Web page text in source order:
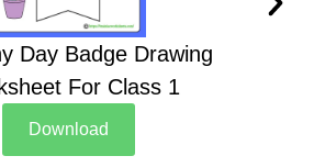
Day Badge Drawing
For Class 1
Download